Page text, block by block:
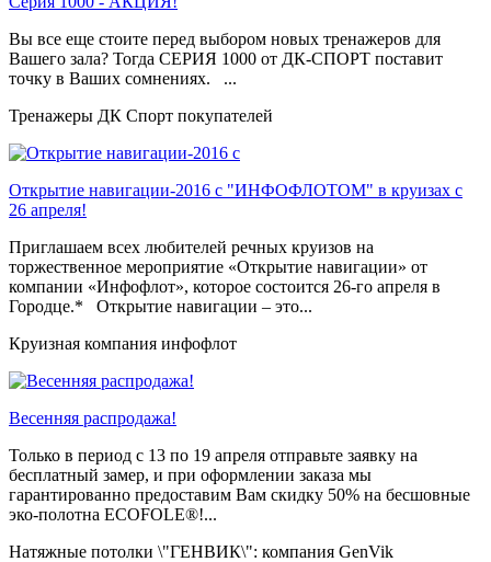
Вы все еще стоите перед выбором новых тренажеров для
Вашего зала? Тогда СЕРИЯ 1000 от ДК-СПОРТ поставит
точку в Ваших сомнениях. ...
Тренажеры ДК Спорт покупателей
Открытие навигации-2016 с "ИНФОФЛОТОМ" в круизах с
26 апреля!
Приглашаем всех любителей речных круизов на
торжественное мероприятие «Открытие навигации» от
компании «Инфофлот», которое состоится 26-го апреля в
Городце.* Открытие навигации – это...
Круизная компания инфофлот
Весенняя распродажа!
Только в период c 13 по 19 апреля отправьте заявку на
бесплатный замер, и при оформлении заказа мы
гарантированно предоставим Вам скидку 50% на бесшовные
эко-полотна ECOFOLE®!...
Натяжные потолки \"ГЕНВИК\": компания GenVik